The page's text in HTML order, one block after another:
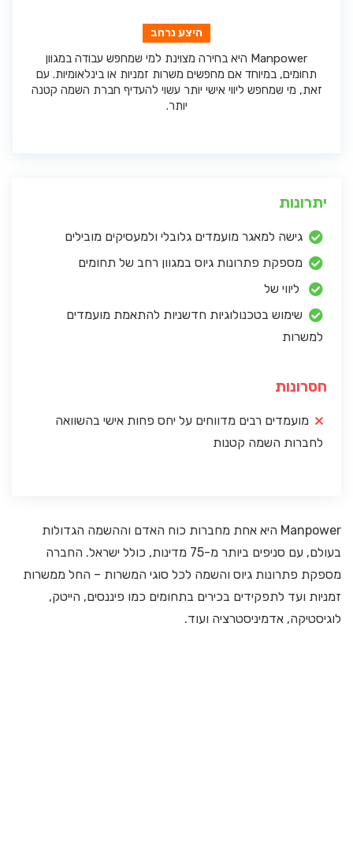
היצע נרחב
Manpower היא בחירה מצוינת למי שמחפש עבודה במגוון
תחומים, במיוחד אם מחפשים משרות זמניות או בינלאומיות. עם
זאת, מי שמחפש ליווי אישי יותר עשוי להעדיף חברת השמה קטנה
יותר.
יתרונות
גישה למאגר מועמדים גלובלי ולמעסיקים מובילים
מספקת פתרונות גיוס במגוון רחב של תחומים
ליווי של
שימוש בטכנולוגיות חדשניות להתאמת מועמדים
למשרות
חסרונות
מועמדים רבים מדווחים על יחס פחות אישי בהשוואה
לחברות השמה קטנות
Manpower היא אחת מחברות כוח האדם וההשמה הגדולות
בעולם, עם סניפים ביותר מ-75 מדינות, כולל ישראל. החברה
מספקת פתרונות גיוס והשמה לכל סוגי המשרות – החל ממשרות
זמניות ועד לתפקידים בכירים בתחומים כמו פיננסים, הייטק,
לוגיסטיקה, אדמיניסטרציה ועוד.